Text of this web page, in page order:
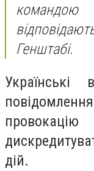
командою
Генштабі.
Українські
дій.